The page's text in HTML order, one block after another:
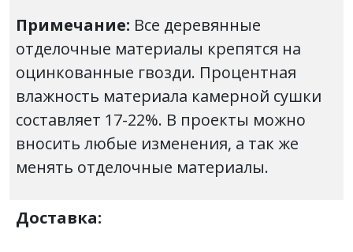
Примечание: Все деревянные
отделочные материалы крепятся на
оцинкованные гвозди. Процентная
влажность материала камерной сушки
составляет 17-22%. В проекты можно
вносить любые изменения, а так же
менять отделочные материалы.
Доставка: